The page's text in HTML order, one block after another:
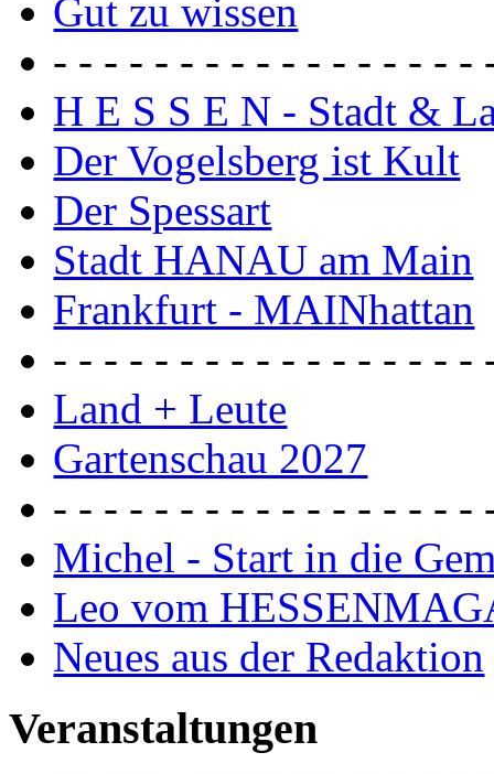
Gut zu wissen
- - - - - - - - - - - - - - - - -
H E S S E N - Stadt &
Der Vogelsberg ist Kult
Der Spessart
Stadt HANAU am Main
Frankfurt - MAINhattan
- - - - - - - - - - - - - - - - -
Land + Leute
Gartenschau 2027
- - - - - - - - - - - - - - - - -
Michel - Start in die
Leo vom
Neues aus der Redaktion
Veranstaltungen